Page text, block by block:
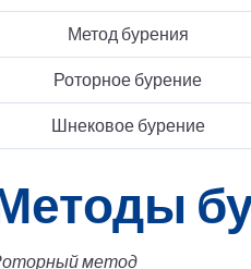
Метод бурения
Роторное бурение
Шнековое бурение
метод